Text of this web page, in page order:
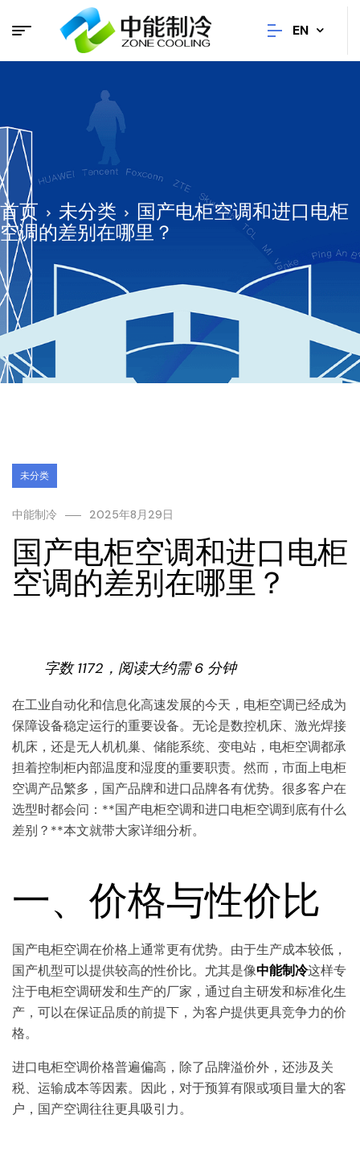
EN
首页 未分类
国产电柜空调和进口电柜
空调的差别在哪里？
未分类
中能制冷 2025年8月29日
国产电柜空调和进口电柜
空调的差别在哪里？
字数 1172，阅读大约需 6 分钟
在工业自动化和信息化高速发展的今天，电柜空调已经成为
保障设备稳定运行的重要设备。无论是数控机床、激光焊接
机床，还是无人机机巢、储能系统、变电站，电柜空调都承
担着控制柜内部温度和湿度的重要职责。然而，市面上电柜
空调产品繁多，国产品牌和进口品牌各有优势。很多客户在
选型时都会问：**国产电柜空调和进口电柜空调到底有什么
差别？**本文就带大家详细分析。
一、价格与性价比
国产电柜空调在价格上通常更有优势。由于生产成本较低，
国产机型可以提供较高的性价比。尤其是像中能制冷这样专
注于电柜空调研发和生产的厂家，通过自主研发和标准化生
产，可以在保证品质的前提下，为客户提供更具竞争力的价
格。
进口电柜空调价格普遍偏高，除了品牌溢价外，还涉及关
税、运输成本等因素。因此，对于预算有限或项目量大的客
户，国产空调往往更具吸引力。